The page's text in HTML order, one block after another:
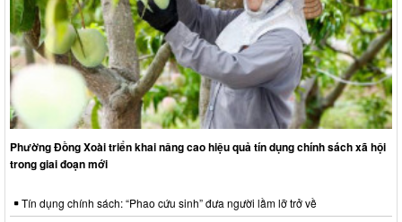
Phường Đồng Xoài triển khai nâng cao hiệu quả tín dụng chính sách xã hội
trong giai đoạn mới
Tín dụng chính sách: “Phao cứu sinh” đưa người lầm lỡ trở về